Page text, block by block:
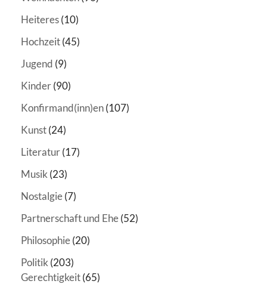
Heiteres(10)
Hochzeit(45)
Jugend (9)
Kinder(90)
Konfirmand(inn)en(107)
Kunst(24)
Literatur(17)
Musik (23)
Nostalgie(7)
Partnerschaft und Ehe(52)
Philosophie(20)
Politik (203)
Gerechtigkeit(65)